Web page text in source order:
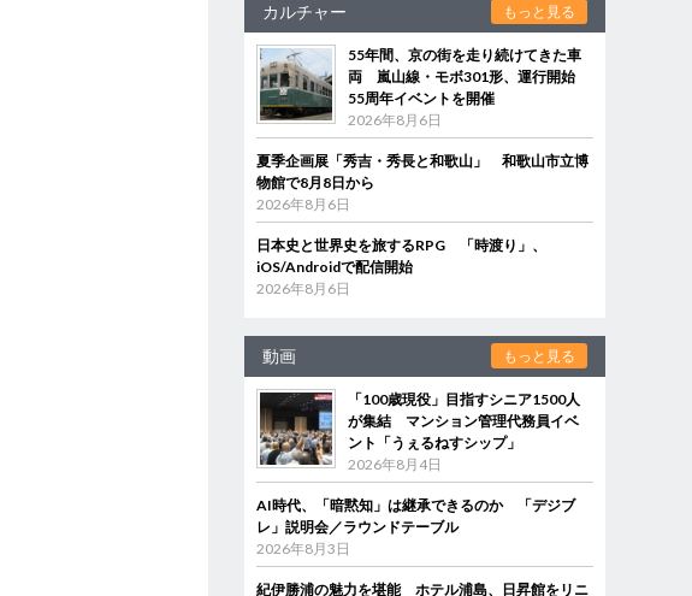
カルチャー もっと見る
55年間、京の街を走り続けてきた車
両 嵐山線・モボ301形、運行開始
55周年イベントを開催
2026年8月6日
夏季企画展「秀吉・秀長と和歌山」 和歌山市立博
物館で8月8日から
2026年8月6日
日本史と世界史を旅するRPG 「時渡り」、
iOS/Androidで配信開始
2026年8月6日
動画 もっと見る
「100歳現役」目指すシニア1500人
が集結 マンション管理代務員イベ
ント「うぇるねすシップ」
2026年8月4日
AI時代、「暗黙知」は継承できるのか 「デジブ
レ」説明会／ラウンドテーブル
2026年8月3日
紀伊勝浦の魅力を堪能 ホテル浦島、日昇館をリニ